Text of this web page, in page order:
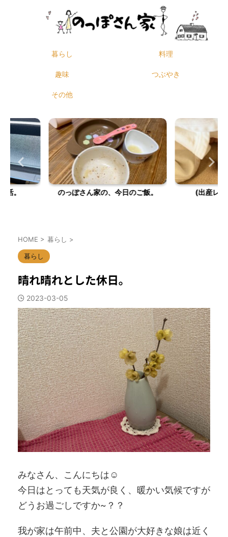
暮らし 料理
趣味 つぶやき
その他
のご飯。 (出産レポ)息子の誕生。 新居の
HOME > 暮らし >
暮らし
晴れ晴れとした休日。
2023-03-05
みなさん、こんにちは☺︎
今日はとっても天気が良く、暖かい気候ですが
どうお過ごしですか~？？
我が家は午前中、夫と公園が大好きな娘は近く